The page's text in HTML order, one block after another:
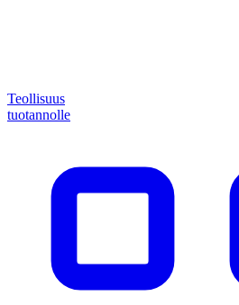
Teollisuus
tuotannolle